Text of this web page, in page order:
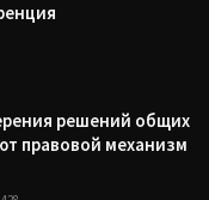
решений общих
правовой механизм